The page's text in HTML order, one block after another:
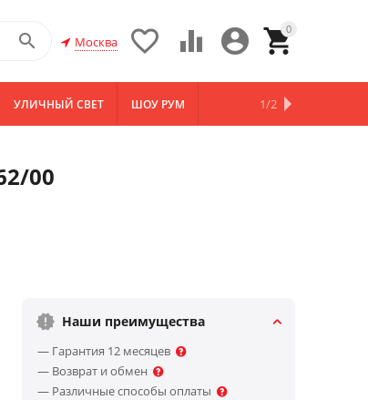
0


 
Москва

УЛИЧНЫЙ СВЕТ ШОУ РУМ НОВИНКИ1/2
00
Наши преимущества
— Гарантия 12 месяцев
— Возврат и обмен
— Различные способы оплаты